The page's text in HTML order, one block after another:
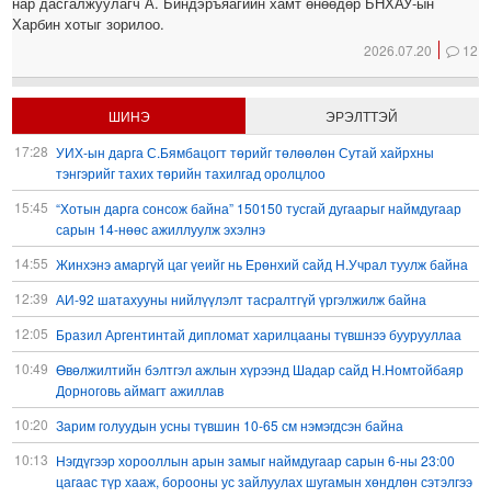
Харбин хотыг зорилоо.
2026.07.20 12
ШИНЭ
ЭРЭЛТТЭЙ
17:28 УИХ-ын дарга С.Бямбацогт төрийг төлөөлөн Сутай хайрхны
тэнгэрийг тахих төрийн тахилгад оролцлоо
15:45 “Хотын дарга сонсож байна” 150150 тусгай дугаарыг наймдугаар
сарын 14-нөөс ажиллуулж эхэлнэ
14:55 Жинхэнэ амаргүй цаг үеийг нь Ерөнхий сайд Н.Учрал туулж байна
12:39 АИ-92 шатахууны нийлүүлэлт тасралтгүй үргэлжилж байна
12:05 Бразил Аргентинтай дипломат харилцааны түвшнээ буурууллаа
10:49 Өвөлжилтийн бэлтгэл ажлын хүрээнд Шадар сайд Н.Номтойбаяр
Дорноговь аймагт ажиллав
10:20 Зарим голуудын усны түвшин 10-65 см нэмэгдсэн байна
10:13 Нэгдүгээр хорооллын арын замыг наймдугаар сарын 6-ны 23:00
цагаас түр хааж, борооны ус зайлуулах шугамын хөндлөн сэтэлгээ